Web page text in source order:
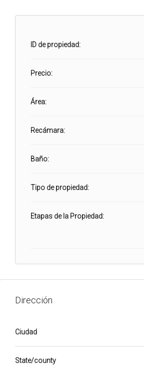
ID de propiedad:
Precio:
Área:
Recámara:
Baño:
Tipo de propiedad:
Etapas de la Propiedad:
Dirección
Ciudad
State/county